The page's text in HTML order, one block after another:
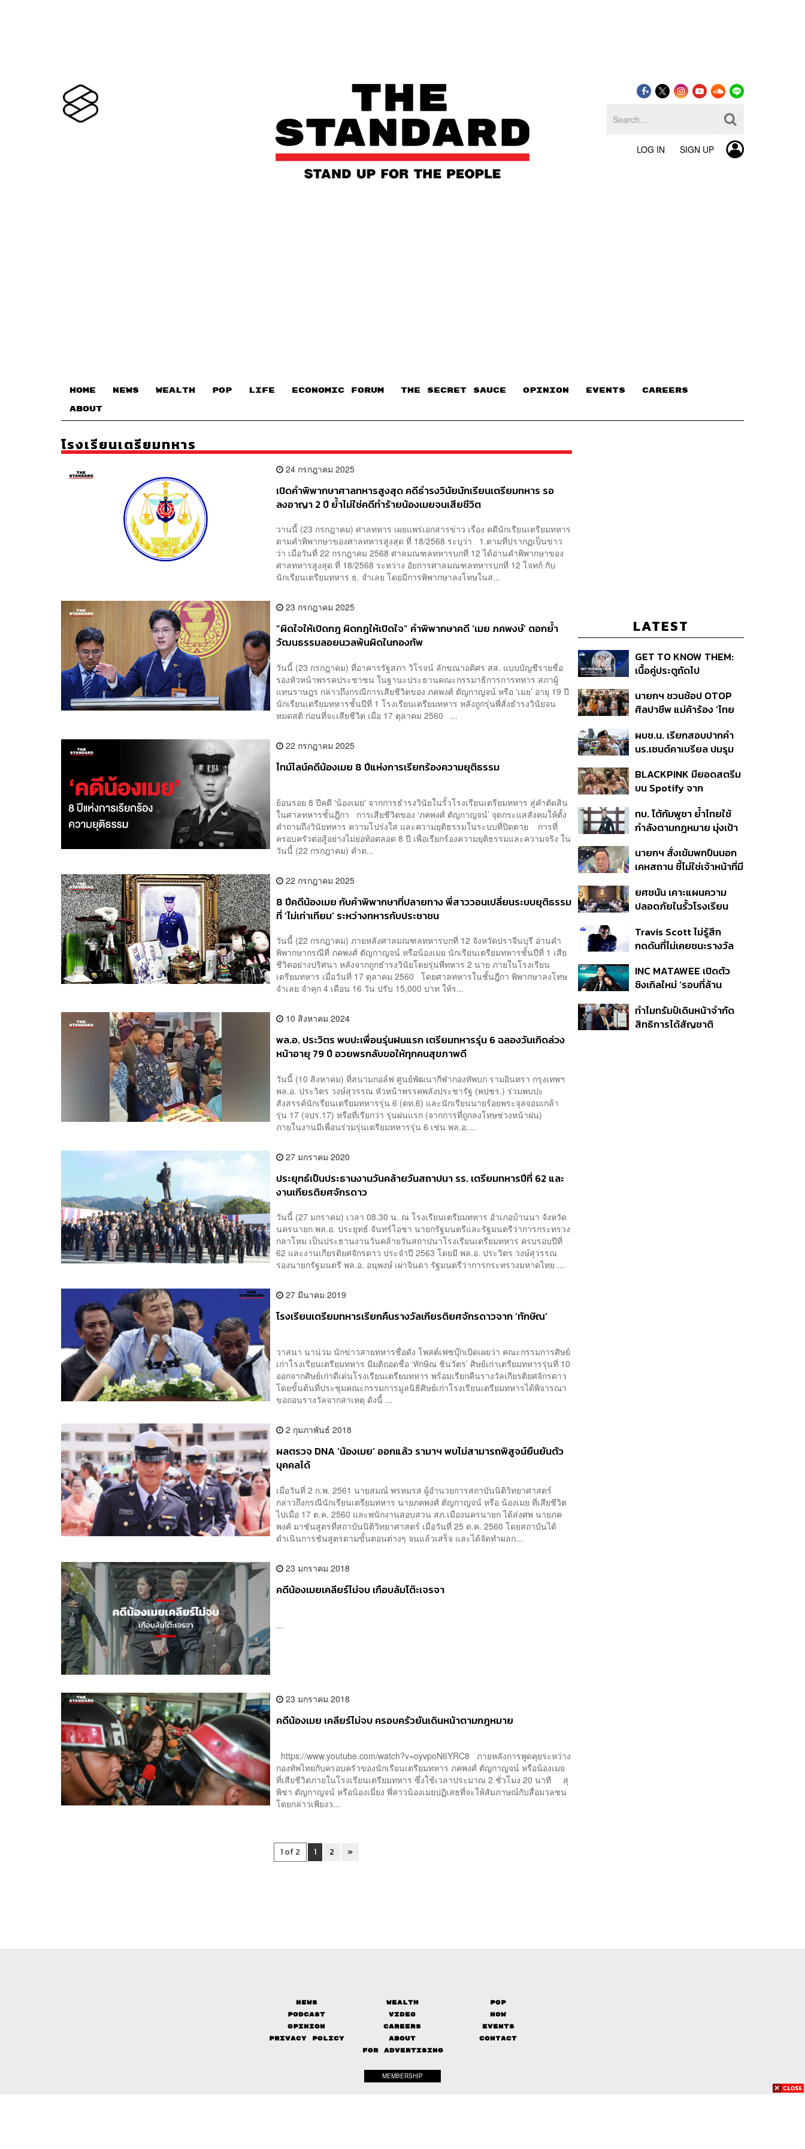
LOG IN SIGN UP
HOME NEWS WEALTH POP LIFE ECONOMIC FORUM THE SECRET SAUCE​ OPINION EVENTS CAREERS
ABOUT
โรงเรียนเตรียมทหาร
24 กรกฎาคม 2025
เปิดคำพิพากษาศาลทหารสูงสุด คดีธำรงวินัยนักเรียนเตรียมทหาร รอ
ลงอาญา 2 ปี ย้ำไม่ใช่คดีทำร้ายน้องเมยจนเสียชีวิต
วานนี้ (23 กรกฎาคม) ศาลทหาร เผยแพร่เอกสารข่าว เรื่อง คดีนักเรียนเตรียมทหาร
ตามคำพิพากษาของศาลทหารสูงสุด ที่ 18/2568 ระบุว่า 1.ตามที่ปรากฏเป็นข่าว
ว่า เมื่อวันที่ 22 กรกฎาคม 2568 ศาลมณฑลทหารบกที่ 12 ได้อ่านคำพิพากษาของ
ศาลทหารสูงสุด ที่ 18/2568 ระหว่าง อัยการศาลมณฑลทหารบกที่ 12 โจทก์ กับ
นักเรียนเตรียมทหาร ธ. จำเลย โดยมีการพิพากษาลงโทษในส...
23 กรกฎาคม 2025
“ผิดใจให้เปิดกฎ ผิดกฎให้เปิดใจ” คำพิพากษาคดี ‘เมย ภคพงษ์’ ตอกย้ำ
วัฒนธรรมลอยนวลพ้นผิดในกองทัพ
วันนี้ (23 กรกฎาคม) ที่อาคารรัฐสภา วิโรจน์ ลักขณาอดิศร สส. แบบบัญชีรายชื่อ
รองหัวหน้าพรรคประชาชน ในฐานะประธานคณะกรรมาธิการการทหาร สภาผู้
แทนราษฎร กล่าวถึงกรณีการเสียชีวิตของ ภคพงศ์ ตัญกาญจน์ หรือ ‘เมย’ อายุ 19 ปี
นักเรียนเตรียมทหารชั้นปีที่ 1 โรงเรียนเตรียมทหาร หลังถูกรุ่นพี่สั่งธำรงวินัยจน
หมดสติ ก่อนที่จะเสียชีวิต เมื่อ 17 ตุลาคม 2560 ...
22 กรกฎาคม 2025
ไทม์ไลน์คดีน้องเมย 8 ปีแห่งการเรียกร้องความยุติธรรม
ย้อนรอย 8 ปีคดี 'น้องเมย' จากการธำรงวินัยในรั้วโรงเรียนเตรียมทหาร สู่คำตัดสิน
ในศาลทหารชั้นฎีกา การเสียชีวิตของ ‘ภคพงศ์ ตัญกาญจน์’ จุดกระแสสังคมให้ตั้ง
คำถามถึงวินัยทหาร ความโปร่งใส และความยุติธรรมในระบบที่ปิดตาย การที่
ครอบครัวต่อสู้อย่างไม่ย่อท้อตลอด 8 ปี เพื่อเรียกร้องความยุติธรรมและความจริง ใน
วันนี้ (22 กรกฎาคม) คำต...
22 กรกฎาคม 2025
8 ปีคดีน้องเมย กับคำพิพากษาที่ปลายทาง พี่สาววอนเปลี่ยนระบบยุติธรรม
ที่ ‘ไม่เท่าเทียม’ ระหว่างทหารกับประชาชน
วันนี้ (22 กรกฎาคม) ภายหลังศาลมณฑลทหารบกที่ 12 จังหวัดปราจีนบุรี อ่านคำ
พิพากษากรณีที่ ภคพงศ์ ตัญกาญจน์ หรือน้องเมย นักเรียนเตรียมทหารชั้นปีที่ 1 เสีย
ชีวิตอย่างปริศนา หลังจากถูกธำรงวินัยโดยรุ่นพี่ทหาร 2 นาย ภายในโรงเรียน
เตรียมทหาร เมื่อวันที่ 17 ตุลาคม 2560 โดยศาลทหารในชั้นฎีกา พิพากษาลงโทษ
จำเลย จำคุก 4 เดือน 16 วัน ปรับ 15,000 บาท ให้ร...
10 สิงหาคม 2024
พล.อ. ประวิตร พบปะเพื่อนรุ่นฝนแรก เตรียมทหารรุ่น 6 ฉลองวันเกิดล่วง
หน้าอายุ 79 ปี อวยพรกลับขอให้ทุกคนสุขภาพดี
วันนี้ (10 สิงหาคม) ที่สนามกอล์ฟ ศูนย์พัฒนากีฬากองทัพบก รามอินทรา กรุงเทพฯ
พล.อ. ประวิตร วงษ์สุวรรณ หัวหน้าพรรคพลังประชารัฐ (พปชร.) ร่วมพบปะ
สังสรรค์นักเรียนเตรียมทหารรุ่น 6 (ตท.6) และนักเรียนนายร้อยพระจุลจอมเกล้า
รุ่น 17 (จปร.17) หรือที่เรียกว่า รุ่นฝนแรก (จากการที่ถูกลงโทษช่วงหน้าฝน)
ภายในงานมีเพื่อนร่วมรุ่นเตรียมทหารรุ่น 6 เช่น พล.อ....
27 มกราคม 2020
ประยุทธ์เป็นประธานงานวันคล้ายวันสถาปนา รร. เตรียมทหารปีที่ 62 และ
งานเกียรติยศจักรดาว
วันนี้ (27 มกราคม) เวลา 08.30 น. ณ โรงเรียนเตรียมทหาร อำเภอบ้านนา จังหวัด
นครนายก พล.อ. ประยุทธ์ จันทร์โอชา นายกรัฐมนตรีและรัฐมนตรีว่าการกระทรวง
กลาโหม เป็นประธานงานวันคล้ายวันสถาปนาโรงเรียนเตรียมทหาร ครบรอบปีที่
62 และงานเกียรติยศจักรดาว ประจำปี 2563 โดยมี พล.อ. ประวิตร วงษ์สุวรรณ
รองนายกรัฐมนตรี พล.อ. อนุพงษ์ เผ่าจินดา รัฐมนตรีว่าการกระทรวงมหาดไทย ...
27 มีนาคม 2019
โรงเรียนเตรียมทหารเรียกคืนรางวัลเกียรติยศจักรดาวจาก ‘ทักษิณ’
วาสนา นาน่วม นักข่าวสายทหารชื่อดัง โพสต์เฟซบุ๊กเปิดเผยว่า คณะกรรมการศิษย์
เก่าโรงเรียนเตรียมทหาร มีมติถอดชื่อ ‘ทักษิณ ชินวัตร’ ศิษย์เก่าเตรียมทหารรุ่นที่ 10
ออกจากศิษย์เก่าดีเด่นโรงเรียนเตรียมทหาร พร้อมเรียกคืนรางวัลเกียรติยศจักรดาว
โดยขั้นต้นที่ประชุมคณะกรรมการมูลนิธิศิษย์เก่าโรงเรียนเตรียมทหารได้พิจารณา
ขอถอนรางวัลจากสาเหตุ ดังนี้ ...
2 กุมภาพันธ์ 2018
ผลตรวจ DNA ‘น้องเมย’ ออกแล้ว รามาฯ พบไม่สามารถพิสูจน์ยืนยันตัว
บุคคลได้
เมื่อวันที่ 2 ก.พ. 2561 นายสมณ์ พรหมรส ผู้อำนวยการสถาบันนิติวิทยาศาสตร์
กล่าวถึงกรณีนักเรียนเตรียมทหาร นายภคพงศ์ ตัญกาญจน์ หรือ น้องเมย ที่เสียชีวิต
ไปเมื่อ 17 ต.ค. 2560 และพนักงานสอบสวน สภ.เมืองนครนายก ได้ส่งศพ นายภค
พงศ์ มาชันสูตรที่สถาบันนิติวิทยาศาสตร์ เมื่อวันที่ 25 ต.ค. 2560 โดยสถาบันได้
ดำเนินการชันสูตรตามขั้นตอนต่างๆ จนแล้วเสร็จ และได้จัดทำผลก...
23 มกราคม 2018
คดีน้องเมยเคลียร์ไม่จบ เกือบล้มโต๊ะเจรจา
...
23 มกราคม 2018
คดีน้องเมย เคลียร์ไม่จบ ครอบครัวยันเดินหน้าตามกฎหมาย
https://www.youtube.com/watch?v=oyvpoN6YRC8 ภายหลังการพูดคุยระหว่าง
กองทัพไทยกับครอบครัวของนักเรียนเตรียมทหาร ภคพงศ์ ตัญกาญจน์ หรือน้องเมย
ที่เสียชีวิตภายในโรงเรียนเตรียมทหาร ซึ่งใช้เวลาประมาณ 2 ชั่วโมง 20 นาที สุ
พิชา ตัญกาญจน์ หรือน้องเมี่ยง พี่สาวน้องเมยปฏิเสธที่จะให้สัมภาษณ์กับสื่อมวลชน
โดยกล่าวเพียงว...
1 of 2 1 2 »
LATEST
GET TO KNOW THEM:
เนื้อคู่ประตูถัดไป
นายกฯ ชวนช้อป OTOP
ศิลปาชีพ แม่ค้าร้อง ‘ไทย
ถามมีต่อไหม นายกฯ ตอบ
‘เดี๋ยวจะพยายาม’
ผบช.น. เรียกสอบปากคำ
นร.เซนต์คาเบรียล ปมรุม
ดำเนินคดีแล้ว
BLACKPINK มียอดสตรีม
บน Spotify จาก
ครั้ง ตลอด 10 ปีที่ผ่านมา
ทบ. โต้กัมพูชา ย้ำไทยใช้
กำลังตามกฎหมาย มุ่งเป้า
หายไทยไม่อาจลบด้วย
ข้อมูลบิดเบือน
นายกฯ สั่งเข้มพกปืนนอก
เคหสถาน ชี้ไม่ใช่เจ้าหน้าที่มี
ก่อเหตุ เจ้าของร่วมรับผิด
ยศชนัน เคาะแผนความ
ปลอดภัยในรั้วโรงเรียน
ดูแล-คุมเข้มคัดกรองสิ่ง
ผิดกฎหมาย
Travis Scott ไม่รู้สึก
กดดันที่ไม่เคยชนะรางวัล
แล้ว 10 ครั้ง
INC MATAWEE เปิดตัว
ซิงเกิลใหม่ ‘รอบที่ล้าน
มาแสดงในมิวสิกวิดีโอ
ทำไมทรัมป์เดินหน้าจำกัด
สิทธิการได้สัญชาติ
News Wealth
Pop
Podcast
Video
Now
Opinion
Careers
Events
Privacy Policy
About
Contact
FOR ADVERTISING
MEMBERSHIP